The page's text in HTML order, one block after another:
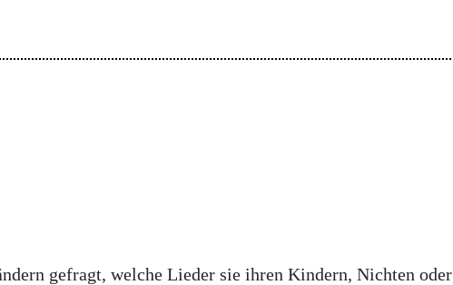
gefragt, welche Lieder sie ihren Kindern, Nichten oder